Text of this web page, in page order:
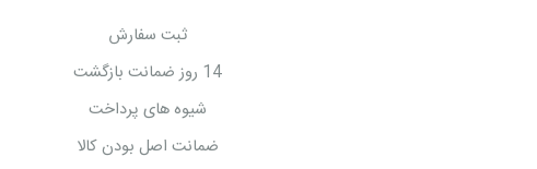
ثبت سفارش
14 روز ضمانت بازگشت
شیوه های پرداخت
ضمانت اصل بودن کالا